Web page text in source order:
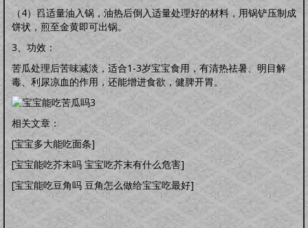
（4）舀适量油入锅，油热后倒入适量处理好的材料，用锅铲压制成
饼状，煎至金黄即可出锅。
3、功效：
苦瓜处理后苦味减淡，适合1-3岁宝宝食用，有清热祛暑、明目解
毒、利尿凉血的作用，还能增进食欲，健脾开胃。
相关文章：
[宝宝多大能吃面条]
[宝宝能吃芥末吗 宝宝吃芥末有什么危害]
[宝宝能吃豆角吗 豆角怎么做给宝宝吃最好]